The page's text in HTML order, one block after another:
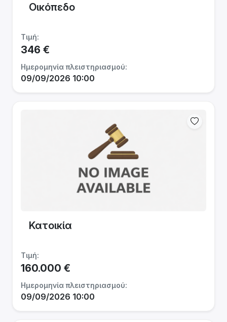
Οικόπεδο
Τιμή:
346 €
Ημερομηνία πλειστηριασμού:
09/09/2026 10:00
Κατοικία
Τιμή:
160.000 €
Ημερομηνία πλειστηριασμού:
09/09/2026 10:00